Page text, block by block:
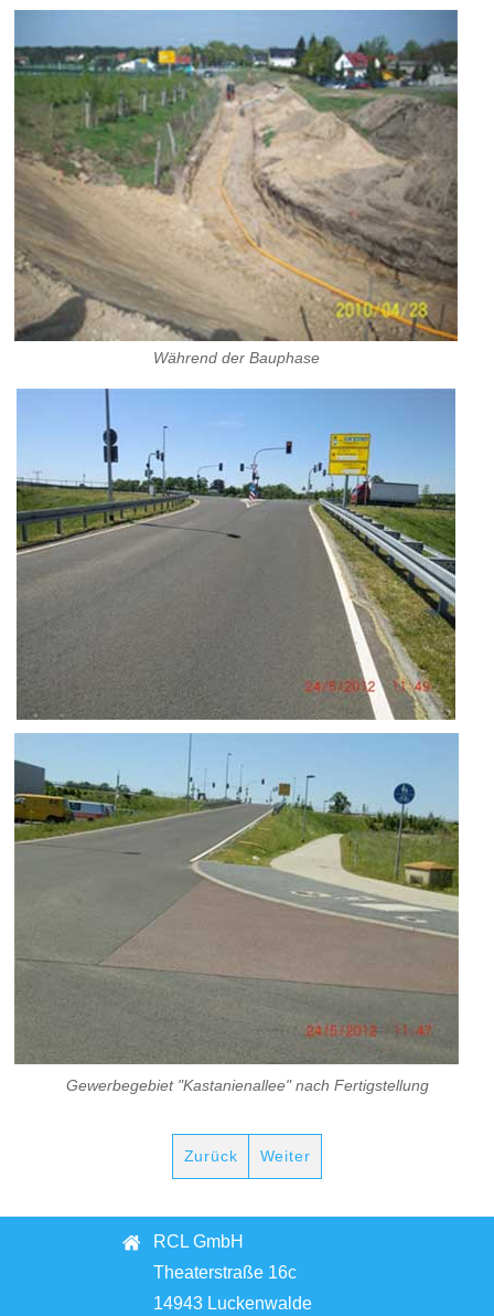
Während der Bauphase
Gewerbegebiet "Kastanienallee" nach Fertigstellung
Zurück Weiter
RCL GmbH
Theaterstraße 16c
14943 Luckenwalde